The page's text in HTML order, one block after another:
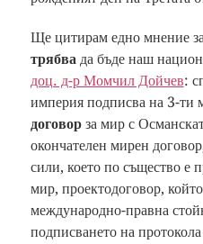
Ще цитирам едно мнение
трябвада бъде наш
доц. д-р Момчил Дойчев:
империя подписва на 3-ти
договорза мир с
окончателен мирен
сили, което по същество е
мир, проектодоговор,
международно-правна
подписването на